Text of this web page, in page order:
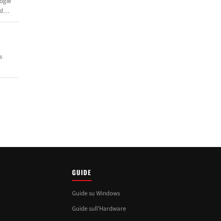
GUIDE
Guide su Windows
Guide sull'Hardware